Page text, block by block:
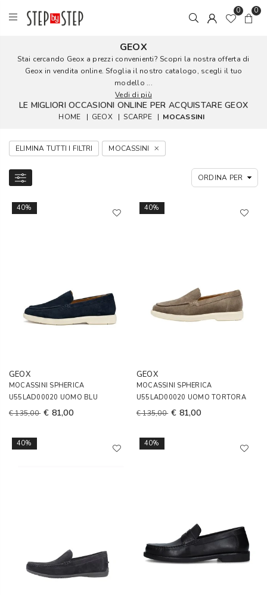
0 0
GEOX
Stai cercando Geox a prezzi convenienti? Scopri la nostra offerta di
Geox in vendita online. Sfoglia il nostro catalogo, scegli il tuo
modello ...
Vedi di più
LE MIGLIORI OCCASIONI ONLINE PER ACQUISTARE GEOX
HOME | GEOX | SCARPE | MOCASSINI
ELIMINA TUTTI I FILTRI MOCASSINI
40%
GEOX
MOCASSINI SPHERICA
U55LAD00020 UOMO BLU
€ 135,00 € 81,00
40%
GEOX
MOCASSINI SPHERICA
U55LAD00020 UOMO TORTORA
€ 135,00 € 81,00
40% 40%